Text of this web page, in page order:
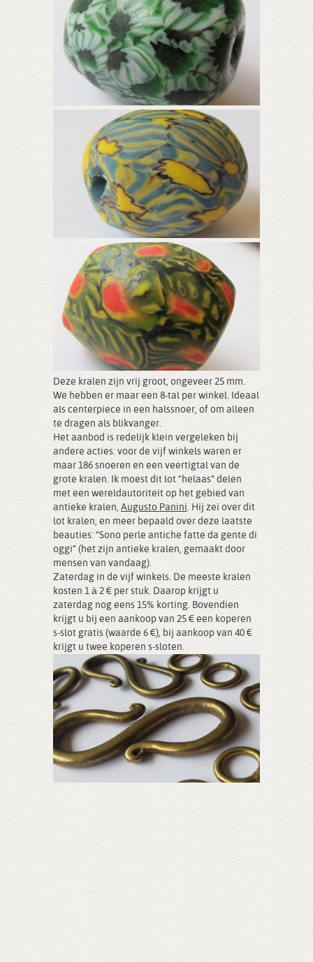
Deze kralen zijn vrij groot, ongeveer 25 mm.
We hebben er maar een 8-tal per winkel. Ideaal
als centerpiece in een halssnoer, of om alleen
te dragen als blikvanger.
Het aanbod is redelijk klein vergeleken bij
andere acties: voor de vijf winkels waren er
maar 186 snoeren en een veertigtal van de
grote kralen. Ik moest dit lot “helaas” delen
met een wereldautoriteit op het gebied van
antieke kralen, Augusto Panini. Hij zei over dit
lot kralen, en meer bepaald over deze laatste
beauties: “Sono perle antiche fatte da gente di
oggi” (het zijn antieke kralen, gemaakt door
mensen van vandaag).
Zaterdag in de vijf winkels. De meeste kralen
kosten 1 à 2 € per stuk. Daarop krijgt u
zaterdag nog eens 15% korting. Bovendien
krijgt u bij een aankoop van 25 € een koperen
s-slot gratis (waarde 6 €), bij aankoop van 40 €
krijgt u twee koperen s-sloten.